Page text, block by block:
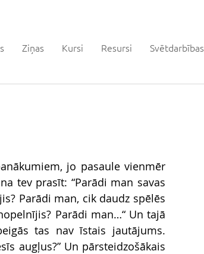
Ziņas Kursi Resursi Svētdarbības
jo pasaule vienmēr
tev prasīt: “Parādi man savas
Parādi man, cik daudz spēlēs
Parādi man…“ Un tajā
tas nav īstais jautājums.
augļus?” Un pārsteidzošākais